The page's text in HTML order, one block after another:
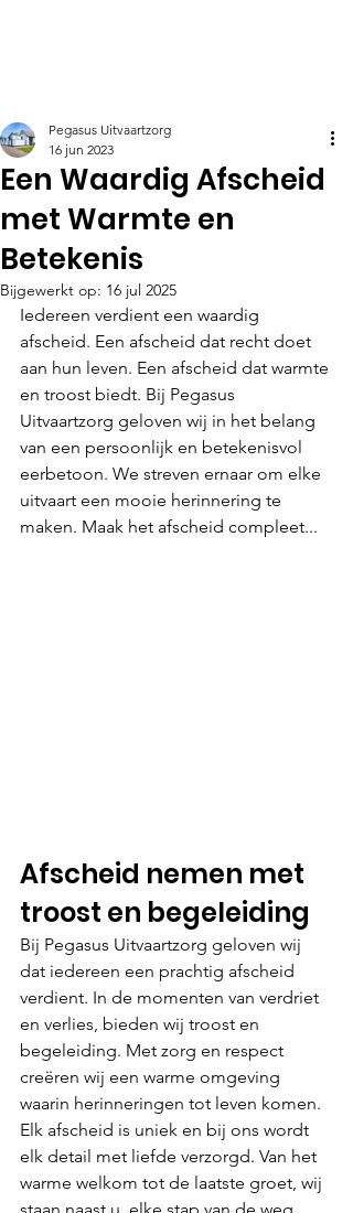
Een Waardig Afscheid
met Warmte en
Betekenis
Pegasus Uitvaartzorg
16 jun 2023
Bijgewerkt op: 16 jul 2025
Iedereen verdient een waardig
afscheid. Een afscheid dat recht doet
aan hun leven. Een afscheid dat warmte
en troost biedt. Bij Pegasus
Uitvaartzorg geloven wij in het belang
van een persoonlijk en betekenisvol
eerbetoon. We streven ernaar om elke
uitvaart een mooie herinnering te
maken. Maak het afscheid compleet...
Afscheid nemen met
troost en begeleiding
Bij Pegasus Uitvaartzorg geloven wij
dat iedereen een prachtig afscheid
verdient. In de momenten van verdriet
en verlies, bieden wij troost en
begeleiding. Met zorg en respect
creëren wij een warme omgeving
waarin herinneringen tot leven komen.
Elk afscheid is uniek en bij ons wordt
elk detail met liefde verzorgd. Van het
warme welkom tot de laatste groet, wij